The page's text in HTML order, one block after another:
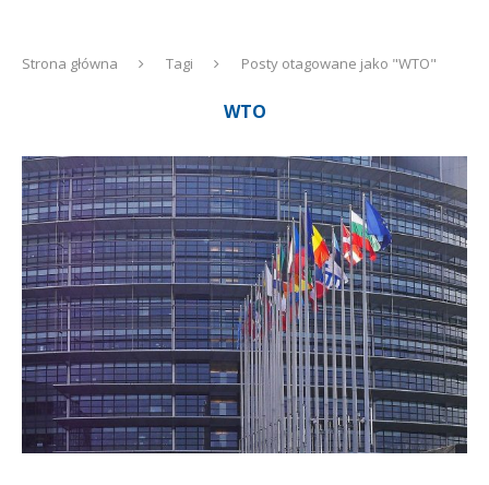
Strona główna Tagi Posty otagowane jako "WTO"
WTO